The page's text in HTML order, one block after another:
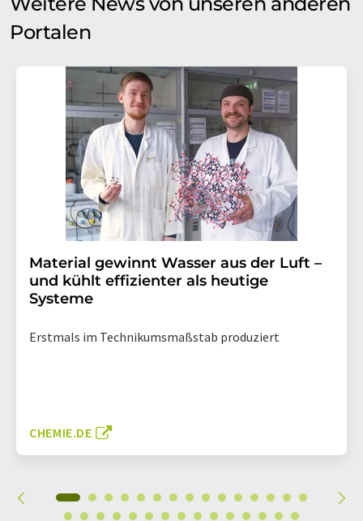
Portalen
Material gewinnt Wasser aus der Luft –
und kühlt effizienter als heutige
Systeme
Erstmals im Technikumsmaßstab produziert
CHEMIE.DE